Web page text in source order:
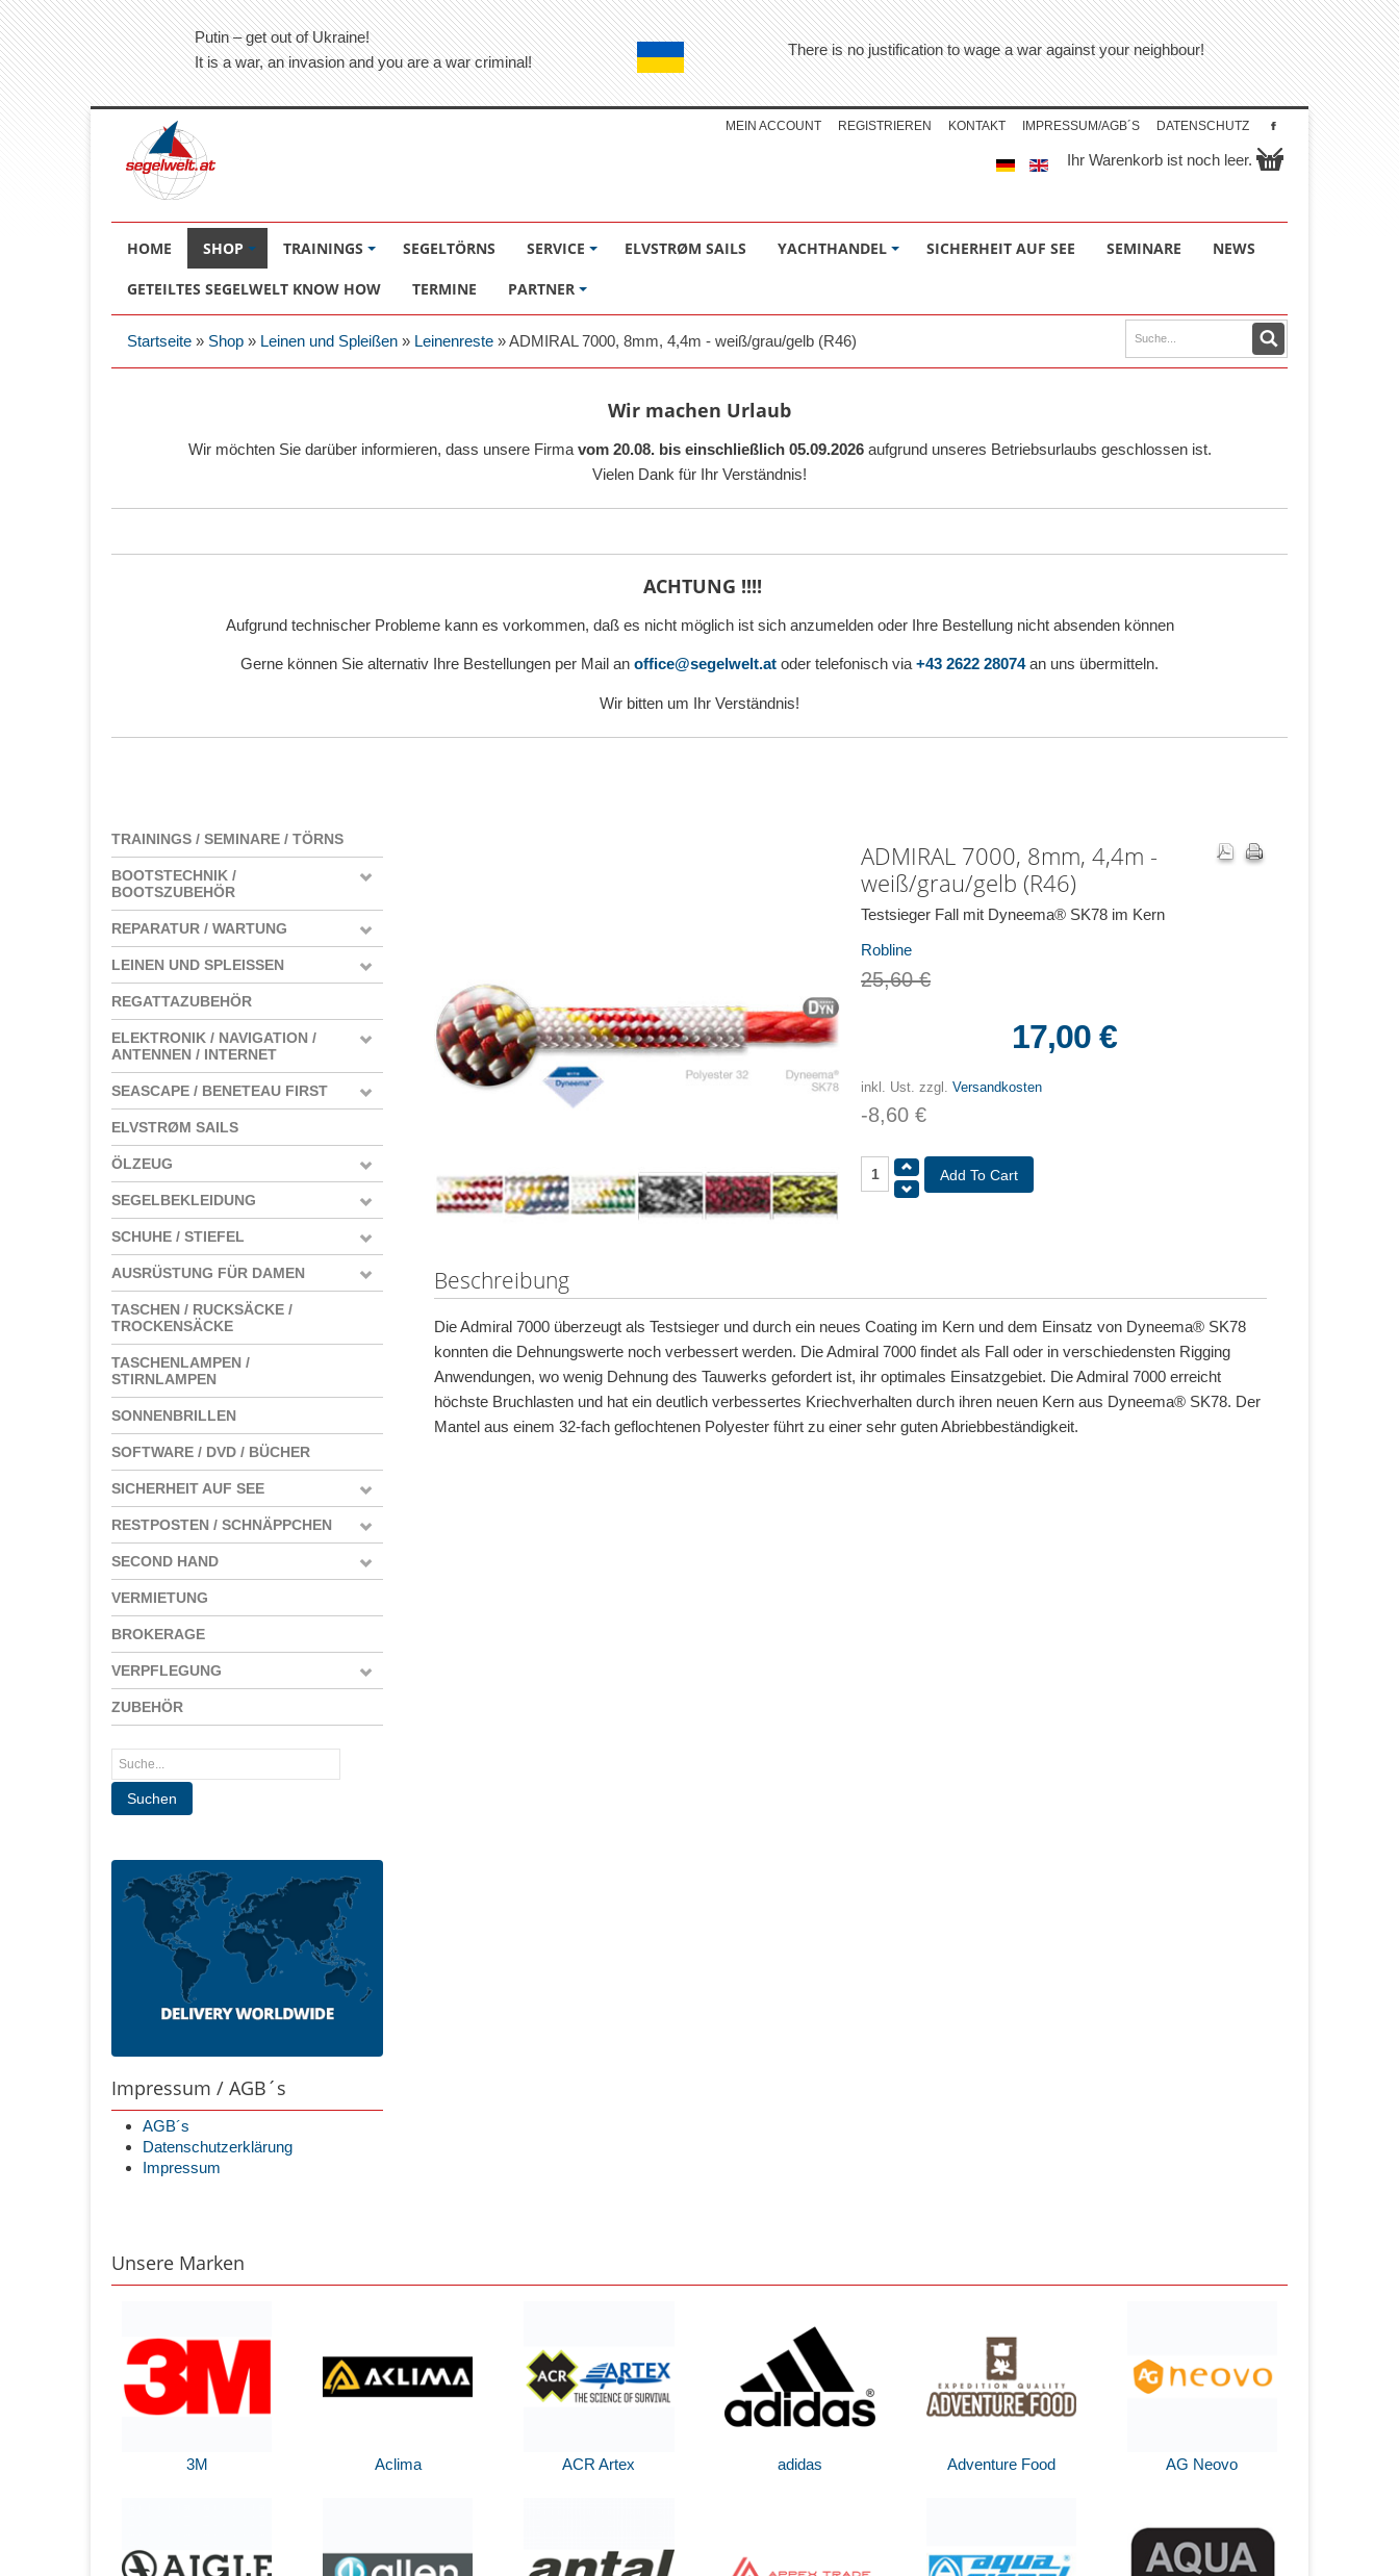
Putin – get out of Ukraine!
It is a war, an invasion and you are a war criminal!
There is no justification to wage a war against your neighbour!
KONTAKT IMPRESSUM/AGB´S DATENSCHUTZ
MEIN ACCOUNT REGISTRIEREN
Ihr Warenkorb ist noch leer.
HOME SHOP TRAININGS SEGELTÖRNS SERVICE ELVSTRØM SAILS YACHTHANDEL SICHERHEIT AUF SEE SEMINARE NEWS
GETEILTES SEGELWELT KNOW HOW TERMINE PARTNER
Startseite » Shop » Leinen und Spleißen » Leinenreste »ADMIRAL 7000, 8mm, 4,4m - weiß/grau/gelb (R46)
Wir machen Urlaub
Wir möchten Sie darüber informieren, dass unsere Firma vom 20.08. bis einschließlich 05.09.2026aufgrund unseres Betriebsurlaubs geschlossen ist.
Vielen Dank für Ihr Verständnis!
ACHTUNG !!!!
Aufgrund technischer Probleme kann es vorkommen, daß es nicht möglich ist sich anzumelden oder Ihre Bestellung nicht absenden können
Gerne können Sie alternativ Ihre Bestellungen per Mail an office@segelwelt.at oder telefonisch via +43 2622 28074an uns übermitteln.
Wir bitten um Ihr Verständnis!
TRAININGS / SEMINARE / TÖRNS
BOOTSTECHNIK /
BOOTSZUBEHÖR
REPARATUR / WARTUNG
LEINEN UND SPLEISSEN
REGATTAZUBEHÖR
ELEKTRONIK / NAVIGATION /
ANTENNEN / INTERNET
SEASCAPE / BENETEAU FIRST
ELVSTRØM SAILS
ÖLZEUG
SEGELBEKLEIDUNG
SCHUHE / STIEFEL
AUSRÜSTUNG FÜR DAMEN
TASCHEN / RUCKSÄCKE /
TROCKENSÄCKE
TASCHENLAMPEN /
STIRNLAMPEN
SONNENBRILLEN
SOFTWARE / DVD / BÜCHER
SICHERHEIT AUF SEE
RESTPOSTEN / SCHNÄPPCHEN
SECOND HAND
VERMIETUNG
BROKERAGE
VERPFLEGUNG
ZUBEHÖR
Impressum / AGB´s
AGB´s
Datenschutzerklärung
Impressum
ADMIRAL 7000, 8mm, 4,4m -
weiß/grau/gelb (R46)
Testsieger Fall mit Dyneema® SK78 im Kern
Robline
25,60 €
17,00 €
inkl. Ust. zzgl.Versandkosten
-8,60 €
Beschreibung
Die Admiral 7000 überzeugt als Testsieger und durch ein neues Coating im Kern und dem Einsatz von Dyneema® SK78
konnten die Dehnungswerte noch verbessert werden. Die Admiral 7000 findet als Fall oder in verschiedensten Rigging
Anwendungen, wo wenig Dehnung des Tauwerks gefordert ist, ihr optimales Einsatzgebiet. Die Admiral 7000 erreicht
höchste Bruchlasten und hat ein deutlich verbessertes Kriechverhalten durch ihren neuen Kern aus Dyneema® SK78. Der
Mantel aus einem 32-fach geflochtenen Polyester führt zu einer sehr guten Abriebbeständigkeit.
Unsere Marken
3M Aclima ACR Artex adidas Adventure Food AG Neovo